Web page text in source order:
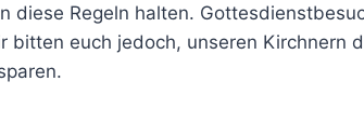
diese Regeln halten.
bitten euch jedoch, unseren Kirchnern